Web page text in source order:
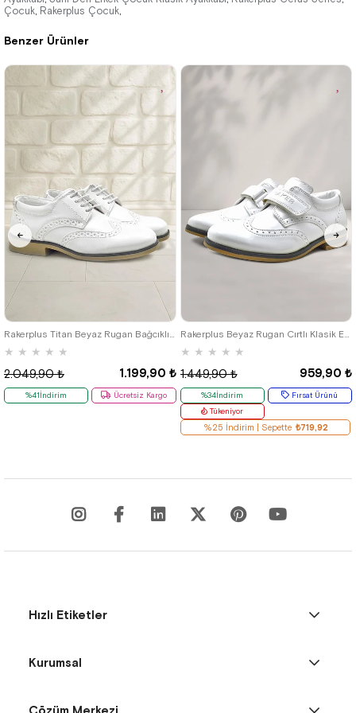
Benzer Ürünler
★ ★ ★ ★ ★
1.199,90 ₺
2.049,90 ₺
%41İndirim Ücretsiz Kargo
32
39
Rakerplus Beyaz Rugan Cırtlı Klasik Erkek Çocuk Ayakkabı
★ ★ ★ ★ ★
959,90 ₺
1.449,90 ₺
%34İndirim
Fırsat Ürünü
Tükeniyor
%25 İndirim | Sepette ₺719,92
Çocuk, Rakerplus Çocuk,
Hızlı Etiketler
Kurumsal
Çözüm Merkezi